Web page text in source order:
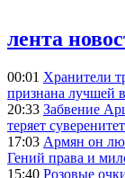
лента
00:01 Хранители
признана лучшей
20:33 Забвение
теряет
17:03 Армян он
Гений права и
15:40 Розовые